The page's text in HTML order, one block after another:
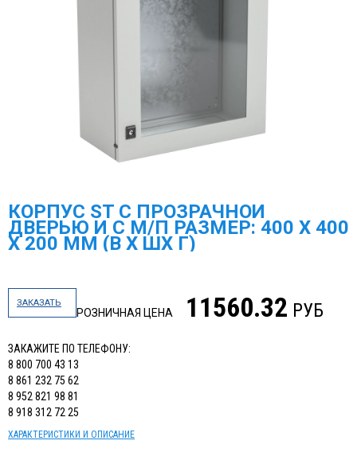
КОРПУС ST С ПРОЗРАЧНОЙ
ДВЕРЬЮ И С М/П РАЗМЕР: 400 X 400
X 200 ММ (В Х ШХ Г)
ЗАКАЗАТЬ
РОЗНИЧНАЯ ЦЕНА 11560.32 РУБ
ЗАКАЖИТЕ ПО ТЕЛЕФОНУ:
8 800 700 43 13
8 861 232 75 62
8 952 821 98 81
8 918 312 72 25
ХАРАКТЕРИСТИКИ И ОПИСАНИЕ